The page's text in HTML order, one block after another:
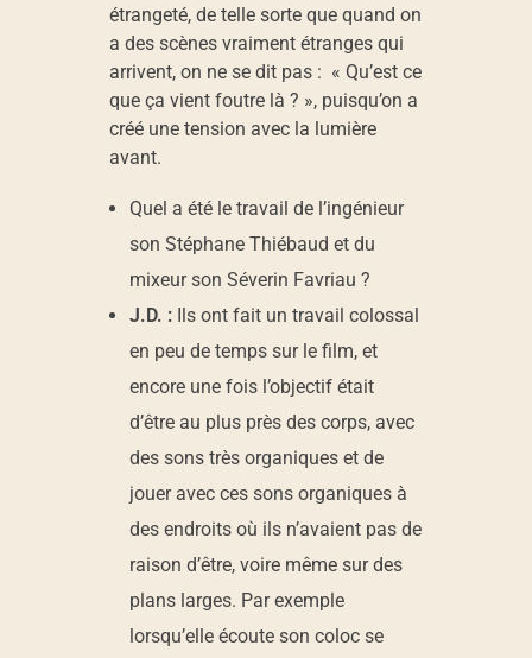
étrangeté, de telle sorte que quand on
a des scènes vraiment étranges qui
arrivent, on ne se dit pas : « Qu’est ce
que ça vient foutre là ? », puisqu’on a
créé une tension avec la lumière
avant.
Quel a été le travail de l’ingénieur
son Stéphane Thiébaud et du
mixeur son Séverin Favriau ?
J.D. : Ils ont fait un travail colossal
en peu de temps sur le film, et
encore une fois l’objectif était
d’être au plus près des corps, avec
des sons très organiques et de
jouer avec ces sons organiques à
des endroits où ils n’avaient pas de
raison d’être, voire même sur des
plans larges. Par exemple
lorsqu’elle écoute son coloc se